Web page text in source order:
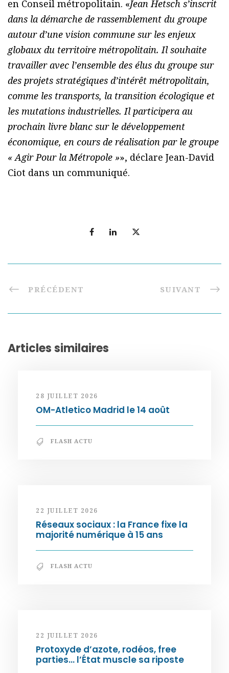
en Conseil métropolitain. «Jean Hetsch s’inscrit
dans la démarche de rassemblement du groupe
autour d’une vision commune sur les enjeux
globaux du territoire métropolitain. Il souhaite
travailler avec l’ensemble des élus du groupe sur
des projets stratégiques d’intérêt métropolitain,
comme les transports, la transition écologique et
les mutations industrielles. Il participera au
prochain livre blanc sur le développement
économique, en cours de réalisation par le groupe
« Agir Pour la Métropole »», déclare Jean-David
Ciot dans un communiqué.
PRÉCÉDENT SUIVANT
Articles similaires
28 JUILLET 2026
OM-Atletico Madrid le 14 août
FLASH ACTU
22 JUILLET 2026
Réseaux sociaux : la France fixe la
majorité numérique à 15 ans
FLASH ACTU
22 JUILLET 2026
Protoxyde d’azote, rodéos, free
parties… l’État muscle sa riposte